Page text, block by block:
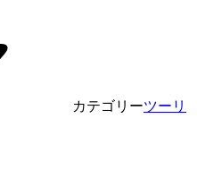
カテゴリーツーリ